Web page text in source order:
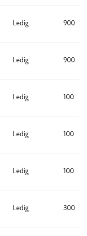
Ledig 900
Ledig 900
Ledig 100
Ledig 100
Ledig 100
Ledig 300